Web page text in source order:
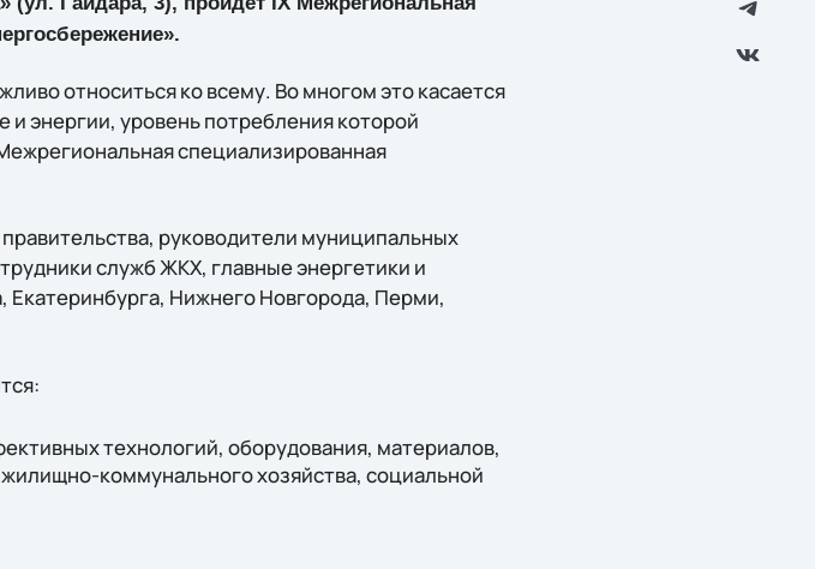
относиться ко всему. Во многом это касается
энергии, уровень потребления которой
специализированная
руководители муниципальных
служб ЖКХ, главные энергетики и
Нижнего Новгорода, Перми,
технологий, оборудования, материалов,
коммунального хозяйства, социальной